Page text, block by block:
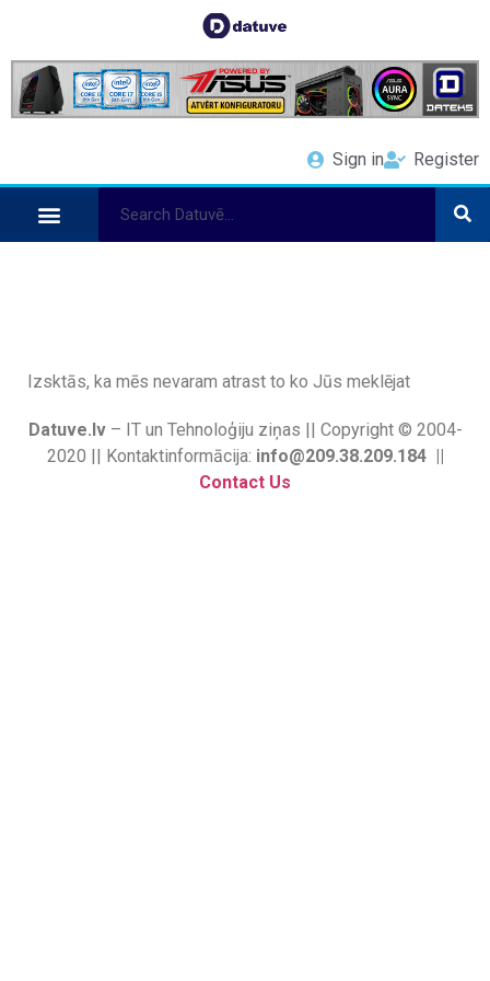
Sign in Register
Izsktās, ka mēs nevaram atrast to ko Jūs meklējat
Datuve.lv– IT un Tehnoloģiju ziņas || Copyright © 2004-
2020 || Kontaktinformācija: info@209.38.209.184 ||
Contact Us